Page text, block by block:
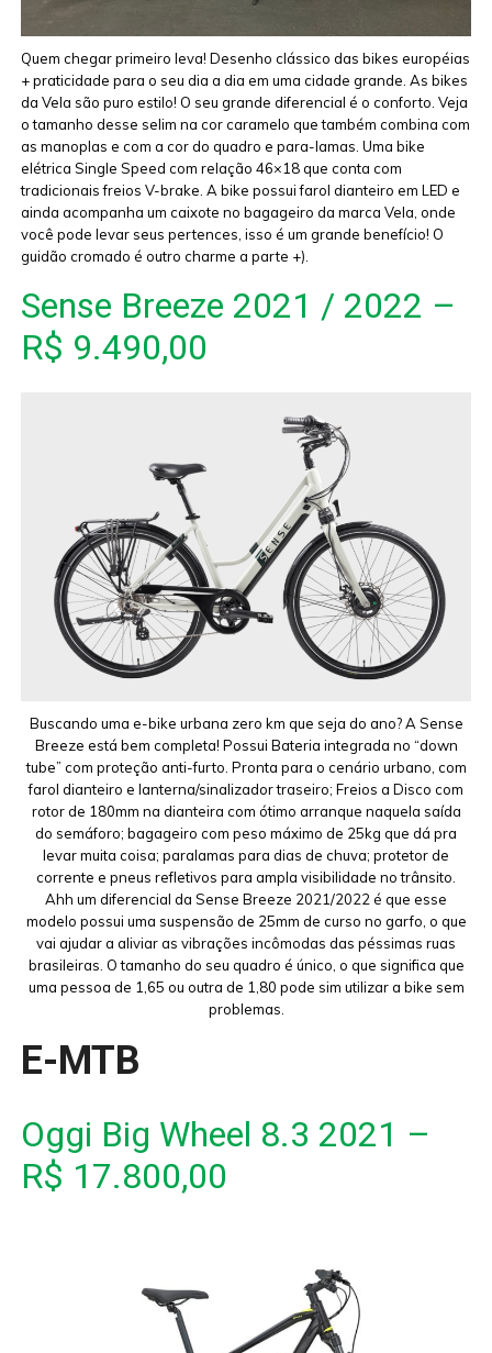
Quem chegar primeiro leva! Desenho clássico das bikes européias
+ praticidade para o seu dia a dia em uma cidade grande. As bikes
da Vela são puro estilo! O seu grande diferencial é o conforto. Veja
o tamanho desse selim na cor caramelo que também combina com
as manoplas e com a cor do quadro e para-lamas. Uma bike
elétrica Single Speed com relação 46×18 que conta com
tradicionais freios V-brake. A bike possui farol dianteiro em LED e
ainda acompanha um caixote no bagageiro da marca Vela, onde
você pode levar seus pertences, isso é um grande benefício! O
guidão cromado é outro charme a parte +).
Sense Breeze 2021 / 2022 –
R$ 9.490,00
Buscando uma e-bike urbana zero km que seja do ano? A Sense
Breeze está bem completa! Possui Bateria integrada no “down
tube” com proteção anti-furto. Pronta para o cenário urbano, com
farol dianteiro e lanterna/sinalizador traseiro; Freios a Disco com
rotor de 180mm na dianteira com ótimo arranque naquela saída
do semáforo; bagageiro com peso máximo de 25kg que dá pra
levar muita coisa; paralamas para dias de chuva; protetor de
corrente e pneus refletivos para ampla visibilidade no trânsito.
Ahh um diferencial da Sense Breeze 2021/2022 é que esse
modelo possui uma suspensão de 25mm de curso no garfo, o que
vai ajudar a aliviar as vibrações incômodas das péssimas ruas
brasileiras. O tamanho do seu quadro é único, o que significa que
uma pessoa de 1,65 ou outra de 1,80 pode sim utilizar a bike sem
problemas.
E-MTB
Oggi Big Wheel 8.3 2021 –
R$ 17.800,00